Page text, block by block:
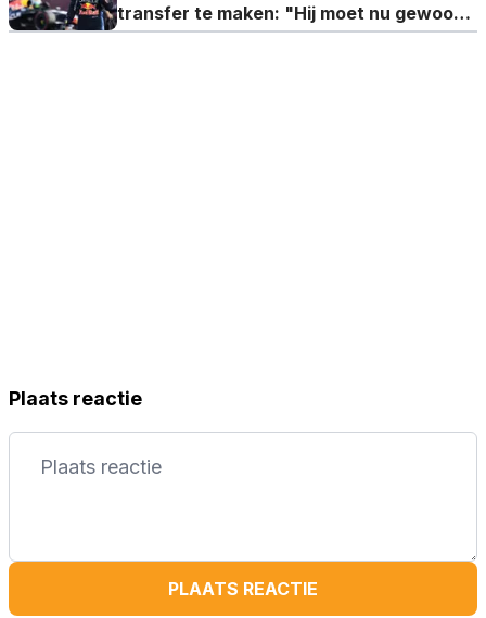
transfer te maken: "Hij moet nu gewoon
meedogenloos zijn"
Plaats reactie
PLAATS REACTIE